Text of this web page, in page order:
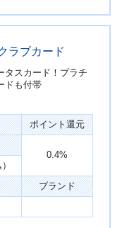
ラブカード
タスカード！プラチ
ドも付帯
ポイント還元
0.4%
ブランド